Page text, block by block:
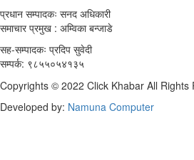
प्रधान सम्पादकः सनद अधिकारी
समाचार प्रमुख : अम्विका बन्जाडे
सह-सम्पादकः प्रदिप सुवेदी
सम्पर्क: ९८५५०५४१३५
Copyrights © 2022 Click Khabar All Rights
Developed by: Namuna Computer